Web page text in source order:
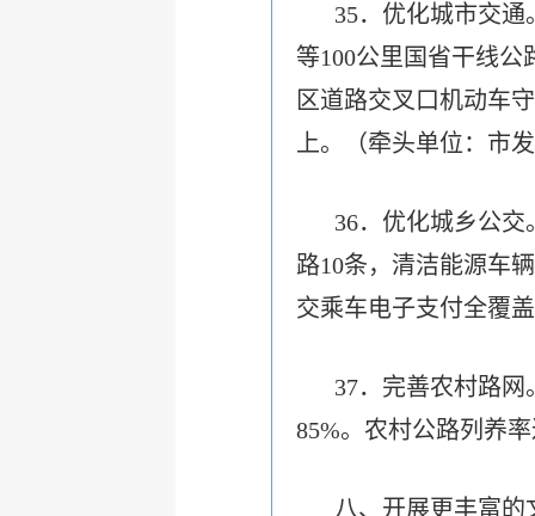
35．优化城市交
等100公里国省干线
区道路交叉口机动车
上。（牵头单位：市
36．优化城乡公
路10条，清洁能源车
交乘车电子支付全覆
37．完善农村路
85%。农村公路列养
八、开展更丰富的